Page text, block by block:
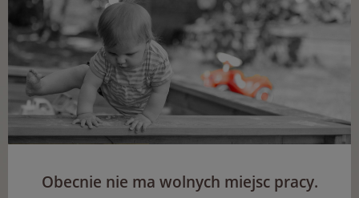
Obecnie nie ma wolnych miejsc pracy.